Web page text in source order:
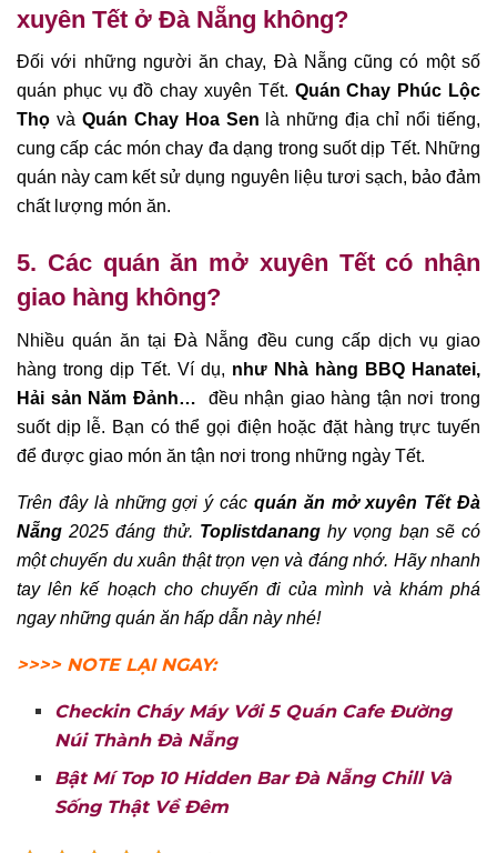
xuyên Tết ở Đà Nẵng không?
Đối với những người ăn chay, Đà Nẵng cũng có một số
quán phục vụ đồ chay xuyên Tết. Quán Chay Phúc Lộc
Thọ và Quán Chay Hoa Sen là những địa chỉ nổi tiếng,
cung cấp các món chay đa dạng trong suốt dịp Tết. Những
quán này cam kết sử dụng nguyên liệu tươi sạch, bảo đảm
chất lượng món ăn.
5. Các quán ăn mở xuyên Tết có nhận
giao hàng không?
Nhiều quán ăn tại Đà Nẵng đều cung cấp dịch vụ giao
hàng trong dịp Tết. Ví dụ, như Nhà hàng BBQ Hanatei,
Hải sản Năm Đảnh…
đều nhận giao hàng tận nơi trong
suốt dịp lễ. Bạn có thể gọi điện hoặc đặt hàng trực tuyến
để được giao món ăn tận nơi trong những ngày Tết.
Trên đây là những gợi ý các quán ăn mở xuyên Tết Đà
Nẵng 2025 đáng thử. Toplistdananghy vọng bạn sẽ có
một chuyến du xuân thật trọn vẹn và đáng nhớ. Hãy nhanh
tay lên kế hoạch cho chuyến đi của mình và khám phá
ngay những quán ăn hấp dẫn này nhé!
>>>> NOTE LẠI NGAY:
Checkin Cháy Máy Với 5 Quán Cafe Đường
Núi Thành Đà Nẵng
Bật Mí Top 10 Hidden Bar Đà Nẵng Chill Và
Sống Thật Về Đêm